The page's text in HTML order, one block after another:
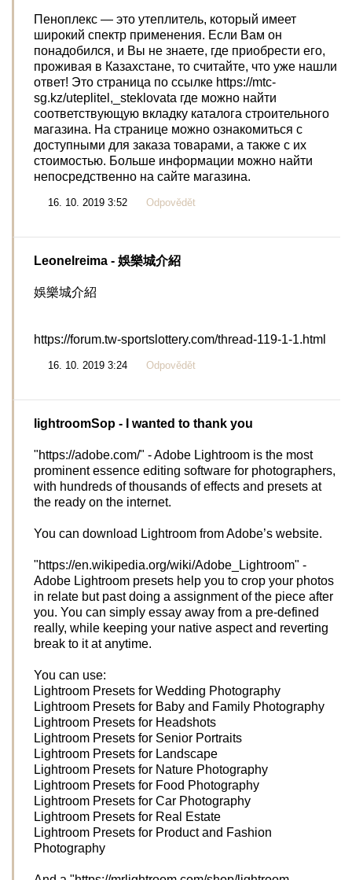
Пеноплекс — это утеплитель, который имеет
широкий спектр применения. Если Вам он
понадобился, и Вы не знаете, где приобрести его,
проживая в Казахстане, то считайте, что уже нашли
ответ! Это страница по ссылке https://mtc-
sg.kz/uteplitel,_steklovata где можно найти
соответствующую вкладку каталога строительного
магазина. На странице можно ознакомиться с
доступными для заказа товарами, а также с их
стоимостью. Больше информации можно найти
непосредственно на сайте магазина.
16. 10. 2019 3:52 Odpovědět
Leonelreima - 娛樂城介紹
娛樂城介紹
https://forum.tw-sportslottery.com/thread-119-1-1.html
16. 10. 2019 3:24 Odpovědět
lightroomSop - I wanted to thank you
"https://adobe.com/" - Adobe Lightroom is the most
prominent essence editing software for photographers,
with hundreds of thousands of effects and presets at
the ready on the internet.
You can download Lightroom from Adobe’s website.
"https://en.wikipedia.org/wiki/Adobe_Lightroom" -
Adobe Lightroom presets help you to crop your photos
in relate but past doing a assignment of the piece after
you. You can simply essay away from a pre-defined
really, while keeping your native aspect and reverting
break to it at anytime.
You can use:
Lightroom Presets for Wedding Photography
Lightroom Presets for Baby and Family Photography
Lightroom Presets for Headshots
Lightroom Presets for Senior Portraits
Lightroom Presets for Landscape
Lightroom Presets for Nature Photography
Lightroom Presets for Food Photography
Lightroom Presets for Car Photography
Lightroom Presets for Real Estate
Lightroom Presets for Product and Fashion
Photography